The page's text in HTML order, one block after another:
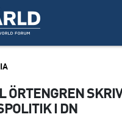
ÖRTENGREN
I DN